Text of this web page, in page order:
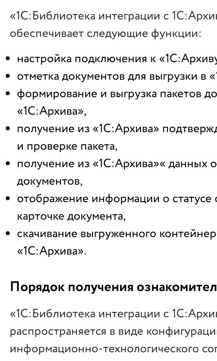
«1С:Библиотека интеграции с
обеспечивает следующие функции:
настройка подключения к
отметка документов для выгрузки в
формирование и выгрузка пакетов
«1С:Архива»,
получение из «1С:Архива»
и проверке пакета,
получение из «1С:Архива»« данных
документов,
отображение информации о статусе
карточке документа,
скачивание выгруженного
«1С:Архива».
Порядок получения
«1С:Библиотека интеграции с
распространяется в виде
информационно-технологического